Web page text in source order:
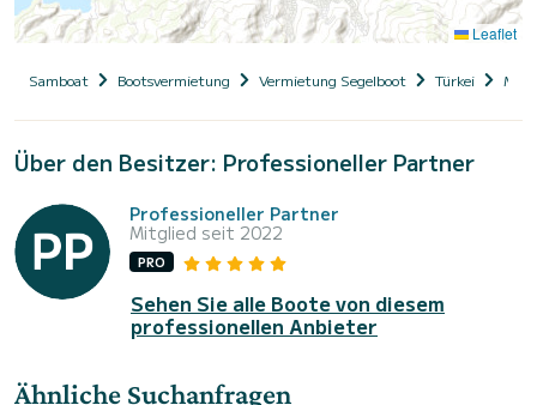
Leaflet
Samboat Bootsvermietung Vermietung Segelboot Türkei
Über den Besitzer: Professioneller Partner
Professioneller Partner
Mitglied seit 2022
PRO
Sehen Sie alle Boote von diesem
professionellen Anbieter
Ähnliche Suchanfragen